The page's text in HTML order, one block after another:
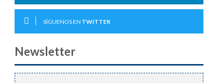
SÍGUENOS EN TWITTER
Newsletter